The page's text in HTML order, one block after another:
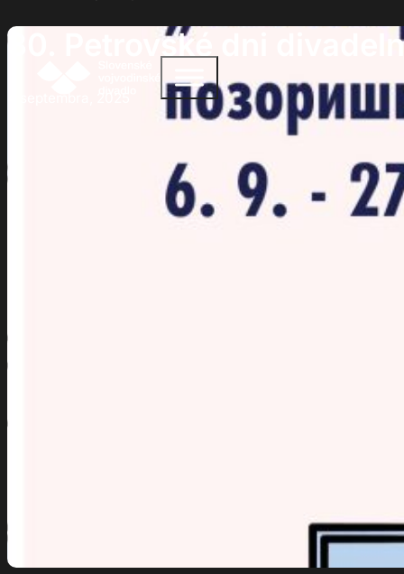
30. Petrovské dni